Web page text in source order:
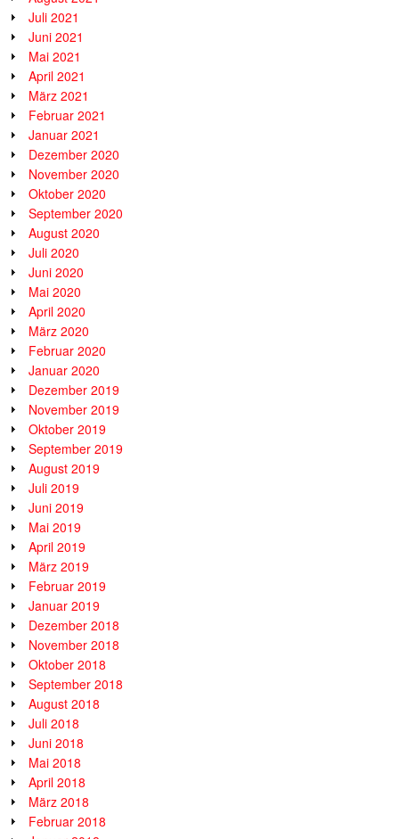
Juli 2021
Juni 2021
Mai 2021
April 2021
März 2021
Februar 2021
Januar 2021
Dezember 2020
November 2020
Oktober 2020
September 2020
August 2020
Juli 2020
Juni 2020
Mai 2020
April 2020
März 2020
Februar 2020
Januar 2020
Dezember 2019
November 2019
Oktober 2019
September 2019
August 2019
Juli 2019
Juni 2019
Mai 2019
April 2019
März 2019
Februar 2019
Januar 2019
Dezember 2018
November 2018
Oktober 2018
September 2018
August 2018
Juli 2018
Juni 2018
Mai 2018
April 2018
März 2018
Februar 2018